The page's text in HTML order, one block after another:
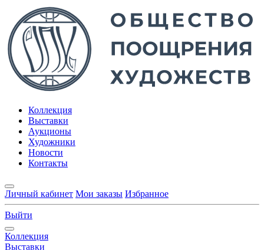
Коллекция
Выставки
Аукционы
Художники
Новости
Контакты
Личный кабинет Мои заказы Избранное
Выйти
Коллекция
Выставки